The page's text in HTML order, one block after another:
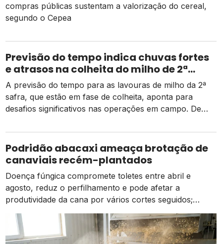
compras públicas sustentam a valorização do cereal,
segundo o Cepea
Previsão do tempo indica chuvas fortes
e atrasos na colheita do milho de 2ª
safra
A previsão do tempo para as lavouras de milho da 2ª
safra, que estão em fase de colheita, aponta para
desafios significativos nas operações em campo. De
em relação ao mesmo período do ano passado, mas as
atividades estão ocorrendo de forma normal em
comparação à média dos […]
Podridão abacaxi ameaça brotação de
canaviais recém-plantados
Doença fúngica compromete toletes entre abril e
agosto, reduz o perfilhamento e pode afetar a
produtividade da cana por vários cortes seguidos;
prevenção começa na escolha das mudas